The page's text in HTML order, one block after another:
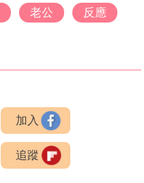
老公 反應
加入
追蹤